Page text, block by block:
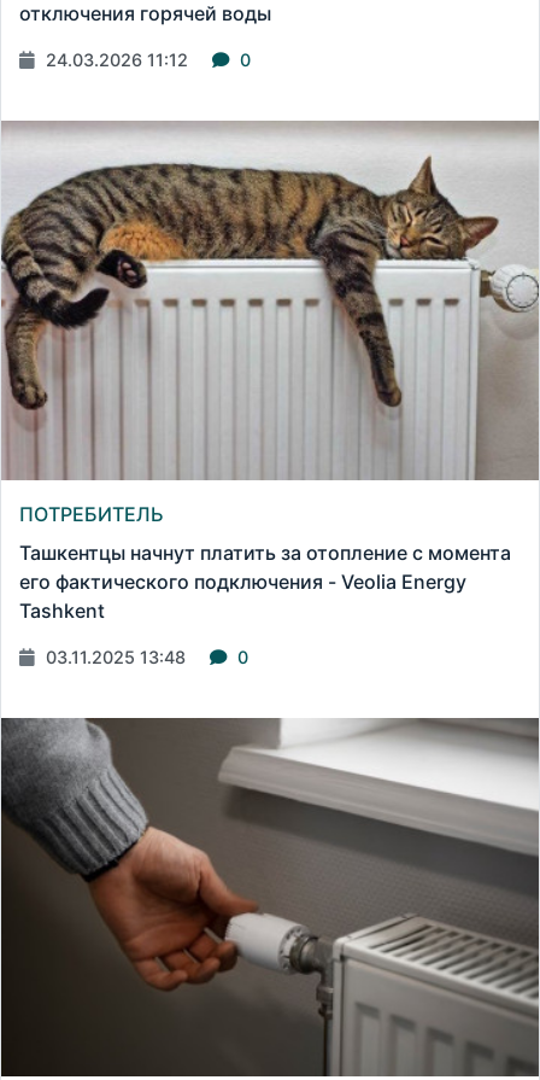
отключения горячей воды
24.03.2026 11:12 0
ПОТРЕБИТЕЛЬ
Ташкентцы начнут платить за отопление с момента
его фактического подключения - Veolia Energy
Tashkent
03.11.2025 13:48 0